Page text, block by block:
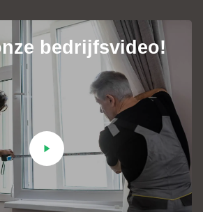
bedrijfsvideo!
Contact
(0)184 - 76 07 60